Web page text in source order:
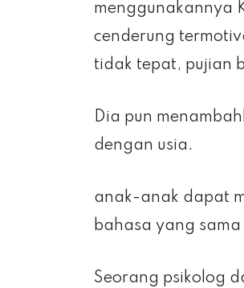
menggunakannya
cenderung
tidak tepat, pujian
Dia pun
dengan usia.
anak-anak dapat
bahasa yang
Seorang psikolog